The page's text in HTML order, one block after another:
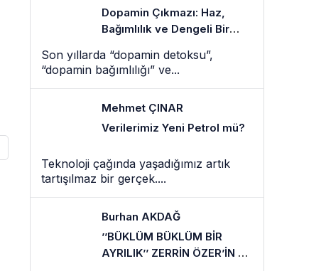
Dopamin Çıkmazı: Haz,
Bağımlılık ve Dengeli Bir
Son yıllarda “dopamin detoksu”,
“dopamin bağımlılığı” ve...
Mehmet ÇINAR
Verilerimiz Yeni Petrol mü?
Teknoloji çağında yaşadığımız artık
tartışılmaz bir gerçek....
Burhan AKDAĞ
’’BÜKLÜM BÜKLÜM BİR
AYRILIK’’ ZERRİN ÖZER’İN EN